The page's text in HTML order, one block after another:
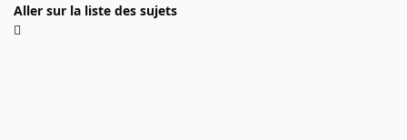
Aller sur la liste des sujets